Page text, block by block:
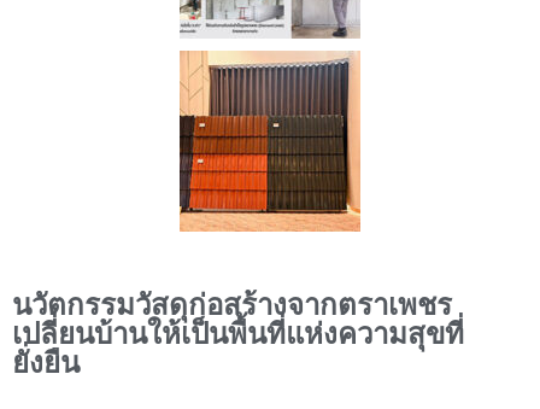
นวัตกรรมวัสดุก่อสร้างจากตราเพชร
เปลี่ยนบ้านให้เป็นพื้นที่แห่งความสุขที่
ยั่งยืน